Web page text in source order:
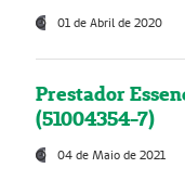
01 de Abril de 2020
Prestador
(51004354-7)
04 de Maio de 2021